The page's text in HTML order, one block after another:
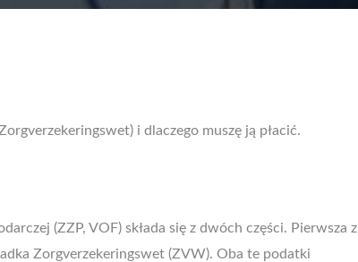
i dlaczego muszę ją płacić.
(ZZP, VOF) składa się z dwóch części. Pierwsza z
Zorgverzekeringswet (ZVW). Oba te podatki